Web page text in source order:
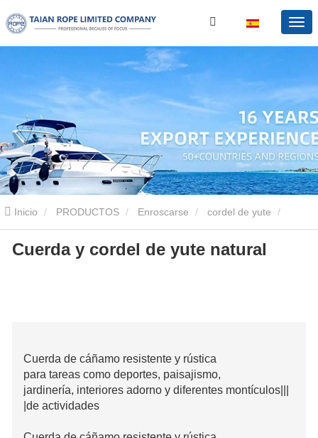
Inicio PRODUCTOS Enroscarse cordel de yute
Cuerda y cordel de yute natural
Cuerda y cordel de yute natural
Cuerda de cáñamo resistente y rústica
para tareas como deportes, paisajismo,
jardinería, interiores adorno y diferentes montículos|||
|de actividades